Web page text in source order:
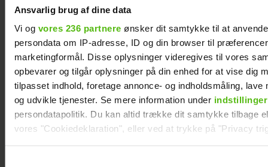
Ansvarlig brug af dine data
Vi og vores 236 partnere ønsker dit samtykke til at
persondata om IP-adresse, ID og din browser til
marketingformål. Disse oplysninger videregives til vores
opbevarer og tilgår oplysninger på din enhed for at vise dig
tilpasset indhold, foretage annonce- og indholdsmåling, lave
og udvikle tjenester. Se mere information under indstillinger
persondatapolitik. Du kan altid trække dit samtykke tilbage
vores "Cookiedeklaration", eller ved at trykke på "Privacy
Mie og Anders nyder
hinanden på
Smukfest: Forløseligt
og skønt